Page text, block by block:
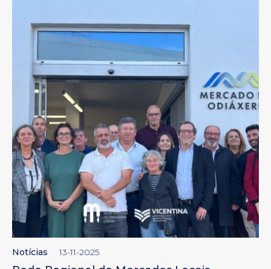
Notícias 13-11-2025